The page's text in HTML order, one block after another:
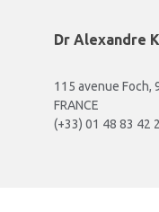
Dr Alexandre
115 avenue Foch,
FRANCE
(+33) 01 48 83 42